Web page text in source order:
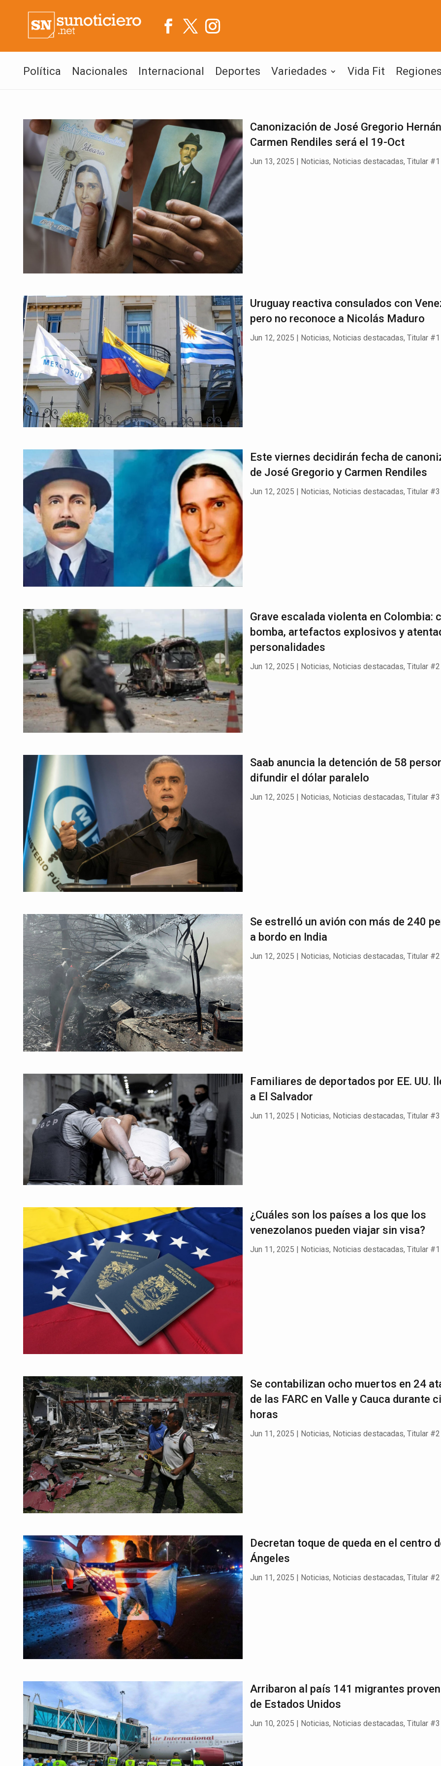
Política Nacionales Internacional Deportes Variedades Vida Fit Regiones
Canonización de José Gregorio
Carmen Rendiles será el 19-Oct
Jun 13, 2025 | Noticias, Noticias destacadas, Titular #1
Uruguay reactiva consulados con
pero no reconoce a Nicolás Maduro
Jun 12, 2025 Noticias, Noticias destacadas, Titular #1
Este viernes decidirán fecha de
de José Gregorio y Carmen Rendiles
Jun 12, 2025 Noticias, Noticias destacadas, Titular #3
Grave escalada violenta en Colombia:
bomba, artefactos explosivos y
personalidades
Jun 12, 2025 | Noticias, Noticias destacadas, Titular #2
Saab anuncia la detención de 58
difundir el dólar paralelo
Jun 12, 2025 | Noticias, Noticias destacadas, Titular #3
Se estrelló un avión con más de 240
a bordo en India
Jun 12, 2025 Noticias, Noticias destacadas, Titular #2
Familiares de deportados por EE. UU.
a El Salvador
Jun 11, 2025 | Noticias, Noticias destacadas, Titular #3
¿Cuáles son los países a los que los
venezolanos pueden viajar sin visa?
Jun 11, 2025 Noticias, Noticias destacadas, Titular #1
Se contabilizan ocho muertos en 24
de las FARC en Valle y Cauca durante
horas
Jun 11, 2025 | Noticias, Noticias destacadas, Titular #2
Decretan toque de queda en el centro
Ángeles
Jun 11, 2025 | Noticias, Noticias destacadas, Titular #2
‌Arribaron al país 141 migrantes
de Estados Unidos
Jun 10, 2025 | Noticias, Noticias destacadas, Titular #3